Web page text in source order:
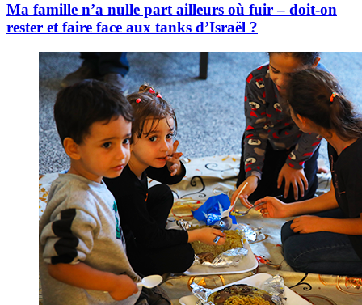
Ma famille n’a nulle part ailleurs où fuir – doit-on
rester et faire face aux tanks d’Israël ?